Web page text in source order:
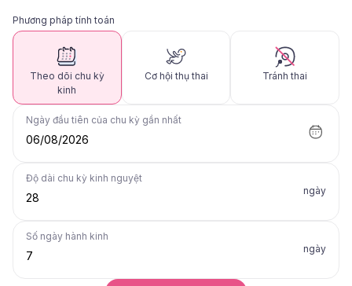
Phương pháp tính toán
Theo dõi chu kỳ
kinh
Cơ hội thụ thai Tránh thai
Ngày đầu tiên của chu kỳ gần nhất
06/08/2026
Độ dài chu kỳ kinh nguyệt
ngày
Số ngày hành kinh
ngày